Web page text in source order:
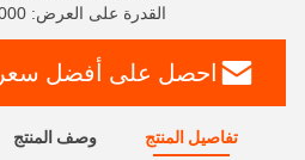
القدرة على العرض: 20000 مجموعة / مجموعات شهريا
احصل على أفضل سعر
تفاصيل المنتج وصف المنتج